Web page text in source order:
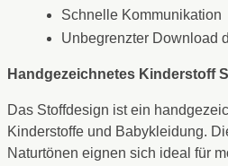
Schnelle Kommunikation
Unbegrenzter Download
Handgezeichnetes Kinderstoff
Das Stoffdesign ist ein
Kinderstoffe und Babykleidung.
Naturtönen eignen sich ideal für